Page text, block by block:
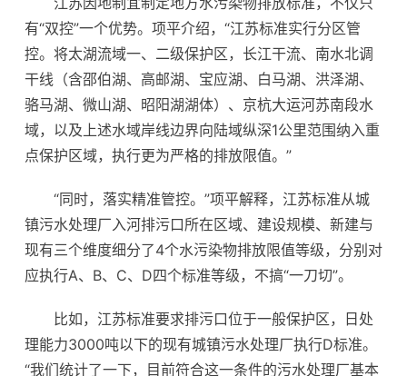
有“双控”一个优势。项平介绍，“江苏标准实行分区管
控。将太湖流域一、二级保护区，长江干流、南水北调
干线（含邵伯湖、高邮湖、宝应湖、白马湖、洪泽湖、
骆马湖、微山湖、昭阳湖湖体）、京杭大运河苏南段水
域，以及上述水域岸线边界向陆域纵深1公里范围纳入重
点保护区域，执行更为严格的排放限值。”
“同时，落实精准管控。”项平解释，江苏标准从城
镇污水处理厂入河排污口所在区域、建设规模、新建与
现有三个维度细分了4个水污染物排放限值等级，分别对
应执行A、B、C、D四个标准等级，不搞“一刀切”。
比如，江苏标准要求排污口位于一般保护区，日处
理能力3000吨以下的现有城镇污水处理厂执行D标准。
“我们统计了一下，目前符合这一条件的污水处理厂基本